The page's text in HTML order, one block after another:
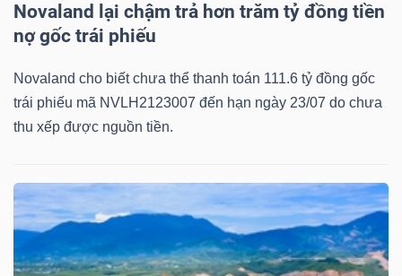
Novaland lại chậm trả hơn trăm tỷ đồng tiền
nợ gốc trái phiếu
Novaland cho biết chưa thể thanh toán 111.6 tỷ đồng gốc
trái phiếu mã NVLH2123007 đến hạn ngày 23/07 do chưa
thu xếp được nguồn tiền.
phân
tích
(-)
Thuật
(-)
vụ